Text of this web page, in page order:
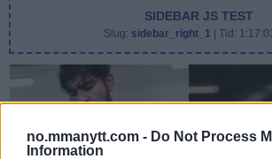
no.mmanytt.com - Do Not Process
Information
SIDEBAR JS TEST
Slug: sidebar_right_1 | Tid: